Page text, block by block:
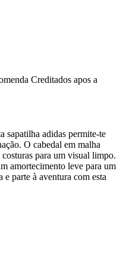
Creditados apos a
sapatilha adidas permite-te
O cabedal em malha
para um visual limpo.
amortecimento leve para um
parte à aventura com esta